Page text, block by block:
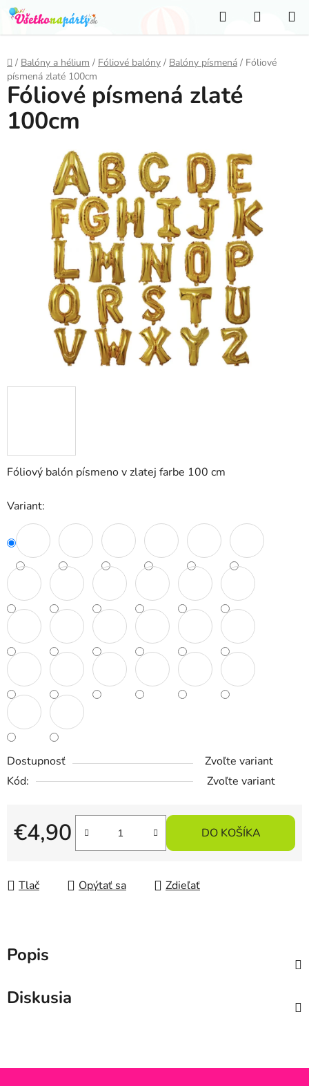
Prejsť
na
obsah
Hľadať
KOŠÍK
Domov
/ Balóny a hélium / Fóliové balóny / Balóny písmená / Fóliové
písmená zlaté 100cm
Fóliový balón písmeno v zlatej farbe 100 cm
Variant:
Dostupnosť
Zvoľte variant
Kód:
Zvoľte variant
€4,90
Jednotková cena:
DO KOŠÍKA
Tlač Opýtať sa Zdieľať
Fóliové písmená zlaté
100cm
Popis
Diskusia